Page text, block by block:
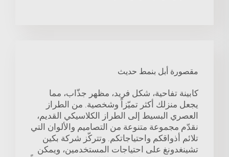
مقصورة أبل بنمط حديث
كابينة تفاحية، شكل فريد، مظهر جذّاب، مما
يجعل منزلك أكثر تميّزاً وشخصية. من الطراز
العصري البسيط إلى الطراز الكلاسيكي القديم،
نقدّم مجموعة متنوعة من التصاميم والألوان التي
تلائم أذواقكم واحتياجاتكم. وتتركّز شركة بكين
تشينغدونغ على احتياجات المستخدمين، ويمكن